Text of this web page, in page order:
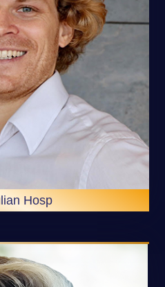
Hosp